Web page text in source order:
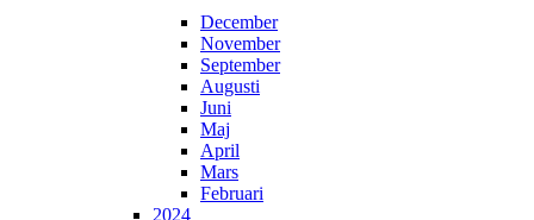
December
November
September
Augusti
Juni
Maj
April
Mars
Februari
2024